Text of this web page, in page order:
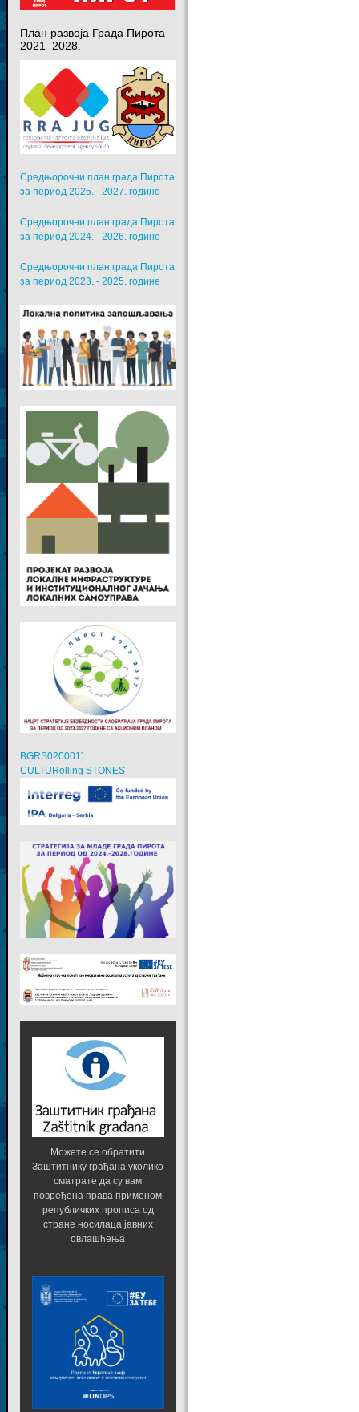
План развоја Града Пирота
2021–2028.
Средњорочни план града Пирота
за период 2025. - 2027. године
Средњорочни план града Пирота
за период 2024. - 2026. године
Средњорочни план града Пирота
за период 2023. - 2025. године
BGRS0200011
CULTURolling STONES
Можете се обратити
Заштитнику грађана уколико
сматрате да су вам
повређена права применом
републичких прописа од
стране носилаца јавних
овлашћења